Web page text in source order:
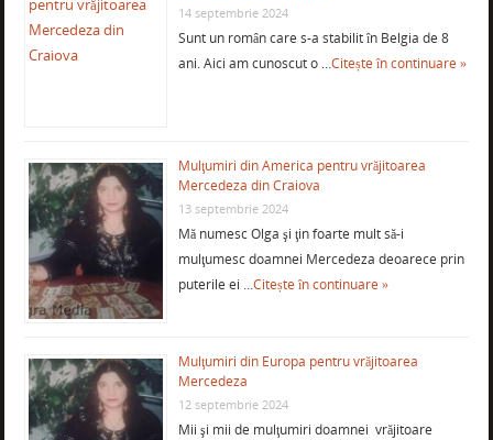
14 septembrie 2024
Sunt un român care s-a stabilit în Belgia de 8
ani. Aici am cunoscut o …Citește în continuare »
Mulţumiri din America pentru vrăjitoarea
Mercedeza din Craiova
13 septembrie 2024
Mă numesc Olga şi ţin foarte mult să-i
mulţumesc doamnei Mercedeza deoarece prin
puterile ei …Citește în continuare »
Mulţumiri din Europa pentru vrăjitoarea
Mercedeza
12 septembrie 2024
Mii şi mii de mulţumiri doamnei vrăjitoare